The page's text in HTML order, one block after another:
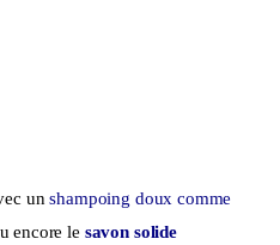
un shampoing doux comme
encore le savon solide